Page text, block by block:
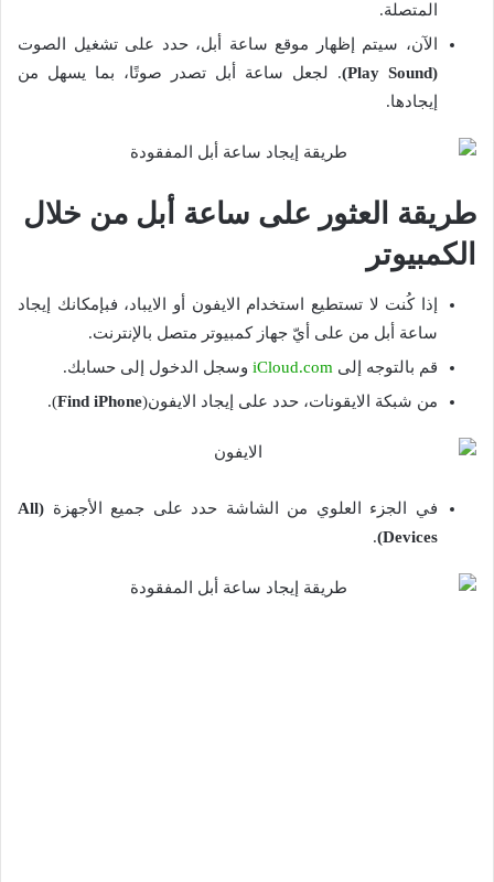
المتصلة.
الآن، سيتم إظهار موقع ساعة أبل، حدد على تشغيل الصوت
(Play Sound)
. لجعل ساعة أبل تصدر صوتًا، بما يسهل من
إيجادها.
طريقة العثور على ساعة أبل من خلال
الكمبيوتر
إذا كُنت لا تستطيع استخدام الايفون أو الايباد، فبإمكانك إيجاد
ساعة أبل من على أيّ جهاز كمبيوتر متصل بالإنترنت.
قم بالتوجه إلى iCloud.com وسجل الدخول إلى حسابك.
من شبكة الايقونات، حدد على إيجاد الايفون(Find iPhone
).
في الجزء العلوي من الشاشة حدد على جميع الأجهزة
(All
Devices)
.